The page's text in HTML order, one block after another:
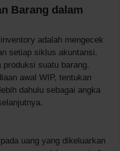
Barang dalam
adalah mengecek
setiap siklus akuntansi.
suatu barang.
awal WIP, tentukan
dahulu sebagai angka
uang yang dikeluarkan